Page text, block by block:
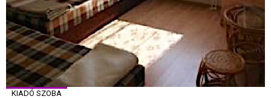
KIADÓ SZOBA